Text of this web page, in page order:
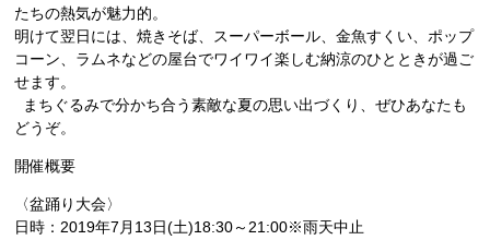
たちの熱気が魅力的。
明けて翌日には、焼きそば、スーパーボール、金魚すくい、ポップ
コーン、ラムネなどの屋台でワイワイ楽しむ納涼のひとときが過ご
せます。
まちぐるみで分かち合う素敵な夏の思い出づくり、ぜひあなたも
どうぞ。
開催概要
〈盆踊り大会〉
日時：2019年7月13日(土)18:30～21:00※雨天中止